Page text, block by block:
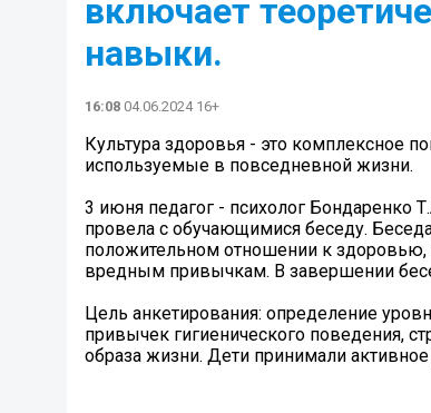
включает
навыки.
16:08 04.06.2024 16+
Культура здоровья - это комплексное
используемые в повседневной жизни.
3 июня педагог - психолог Бондаренко
провела с обучающимися беседу.
положительном отношении к здоровью,
вредным привычкам. В завершении
Цель анкетирования: определение
привычек гигиенического поведения,
образа жизни. Дети принимали